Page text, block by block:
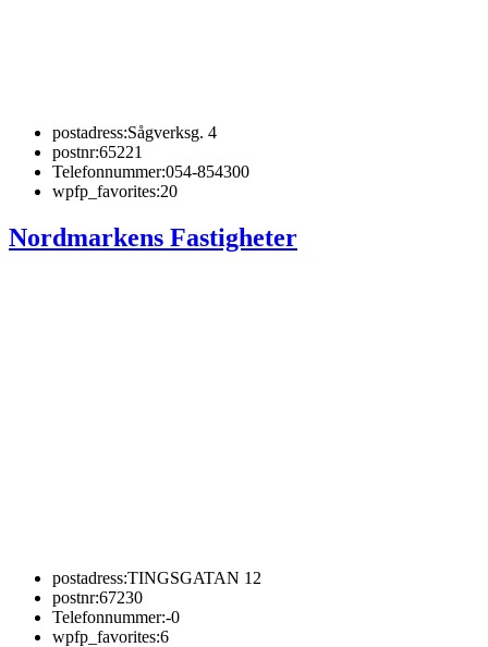
postadress:Sågverksg. 4
postnr:65221
Telefonnummer:054-854300
wpfp_favorites:20
Nordmarkens Fastigheter
postadress:TINGSGATAN 12
postnr:67230
Telefonnummer:-0
wpfp_favorites:6